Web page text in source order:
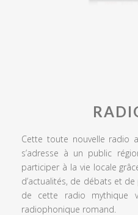
Cette toute nouvelle radio
s’adresse à un public
participer à la vie locale
d’actualités, de débats et
de cette radio mythique
radiophonique romand.